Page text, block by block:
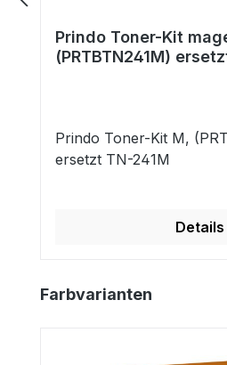
Prindo Toner-Kit
(PRTBTN241M)
Prindo Toner-Kit M,
ersetzt TN-241M
Details
Produktgalerie überspringen
Farbvarianten